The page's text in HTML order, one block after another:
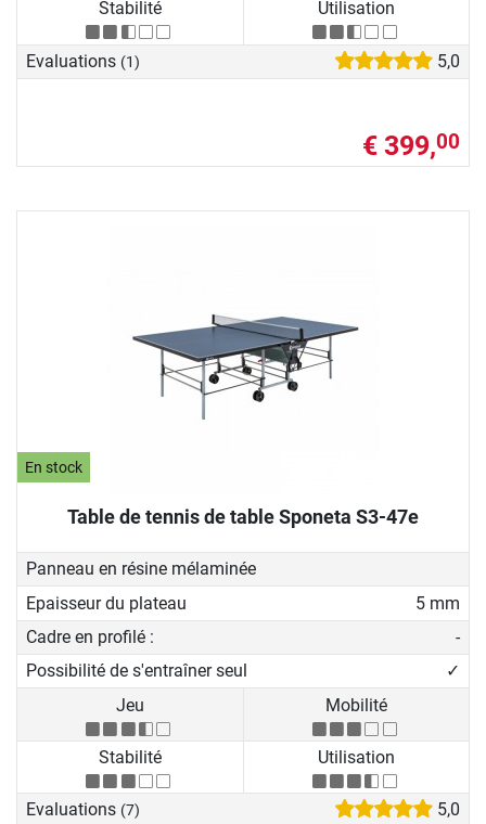
Stabilité Utilisation
Evaluations (1) 5,0
€ 399,00
En stock
Table de tennis de table Sponeta S3-47e
Panneau en résine mélaminée
Epaisseur du plateau
5 mm
Cadre en profilé :
-
Possibilité de s'entraîner seul
✓
Jeu
Mobilité
Stabilité Utilisation
Evaluations (7) 5,0